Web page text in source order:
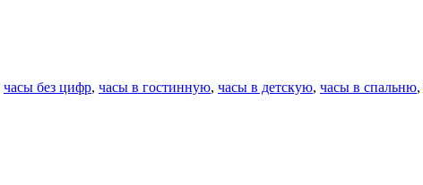
часы без цифр, часы в гостинную, часы в детскую, часы в спальню,